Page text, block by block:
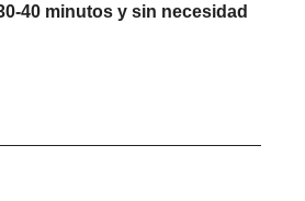
40 minutos y sin necesidad